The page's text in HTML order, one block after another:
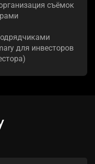
съёмок
для инвесторов